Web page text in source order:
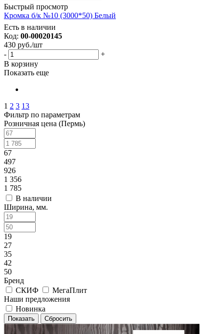
Быстрый просмотр
Кромка б/к №10 (3000*50) Белый
Есть в наличии
Код: 00-00020145
430 руб./шт
-
+
В корзину
Показать еще
1 2 3 13
Фильтр по параметрам
Розничная цена (Пермь)
67
497
926
1 356
1 785
В наличии
Ширина, мм.
19
27
35
42
50
Бренд
СКИФ
МегаПлит
Наши предложения
Новинка
Сбросить